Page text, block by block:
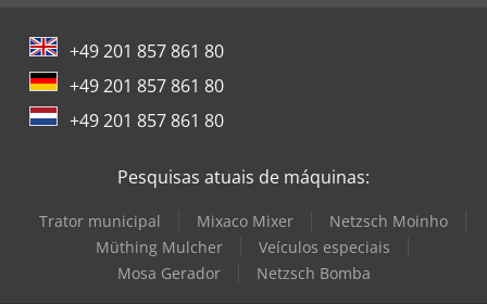
+49 201 857 861 80
+49 201 857 861 80
+49 201 857 861 80
Pesquisas atuais de máquinas:
Trator municipal Mixaco Mixer
Netzsch Moinho
Müthing Mulcher
Veículos especiais
Mosa Gerador
Netzsch Bomba